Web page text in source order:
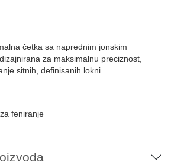
četka sa naprednim jonskim
za maksimalnu preciznost,
sitnih, definisanih lokni.
feniranje